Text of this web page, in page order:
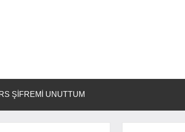
ŞIFREMI UNUTTUM